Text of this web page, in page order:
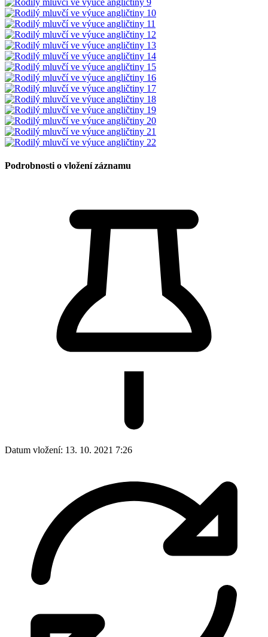
Podrobnosti o vložení záznamu
Datum vložení: 13. 10. 2021 7:26